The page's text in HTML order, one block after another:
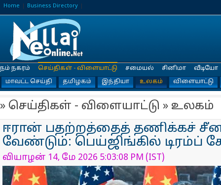
Home Business Directory
நம் நகரம்
செய்திகள் - விளையாட்டு
மாவட்ட செய்தி
தமிழகம் இந்தியா உலகம் விளையாட்டு
சமையல் சினிமா வீடியோ
» செய்திகள் - விளையாட்டு » உலகம்
ஈரான் பதற்றத்தைத் தணிக்கச்
வேண்டும்: பெய்ஜிங்கில் டிரம்ப்
வியாழன் 14, மே 2026 5:03:08 PM (IST)